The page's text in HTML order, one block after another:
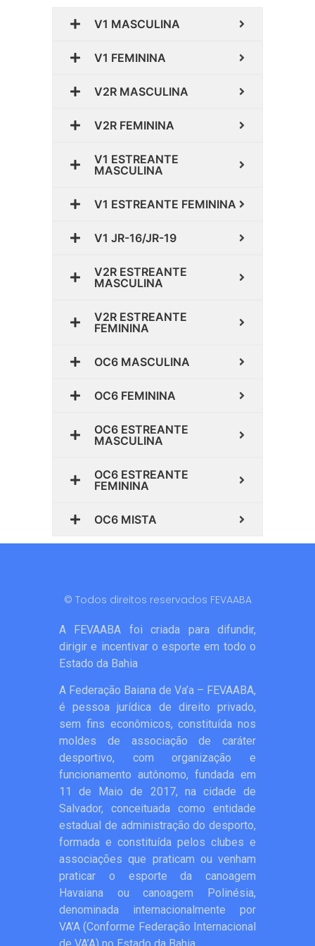
V1 MASCULINA
V1 FEMININA
V2R MASCULINA
V2R FEMININA
V1 ESTREANTE
MASCULINA
V1 ESTREANTE FEMININA
V1 JR-16/JR-19
V2R ESTREANTE
MASCULINA
V2R ESTREANTE
FEMININA
OC6 MASCULINA
OC6 FEMININA
OC6 ESTREANTE
MASCULINA
OC6 ESTREANTE
FEMININA
OC6 MISTA
© Todos direitos reservados FEVAABA
A FEVAABA foi criada para difundir,
dirigir e incentivar o esporte em todo o
Estado da Bahia
A Federação Baiana de Va’a – FEVAABA,
é pessoa jurídica de direito privado,
sem fins econômicos, constituída nos
moldes de associação de caráter
desportivo, com organização e
funcionamento autônomo, fundada em
11 de Maio de 2017, na cidade de
Salvador, conceituada como entidade
estadual de administração do desporto,
formada e constituída pelos clubes e
associações que praticam ou venham
praticar o esporte da canoagem
Havaiana ou canoagem Polinésia,
denominada internacionalmente por
VA’A (Conforme Federação Internacional